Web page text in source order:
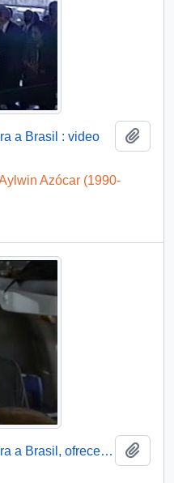
a Brasil : video
Azócar (1990-
Presidente Aylwin sale en Gira a Brasil, ofrece entrevista : video